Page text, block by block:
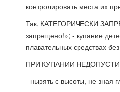
контролировать места их
Так, КАТЕГОРИЧЕСКИ
запрещено!»; - купание
плавательных средствах
ПРИ КУПАНИИ
- нырять с высоты, не зная